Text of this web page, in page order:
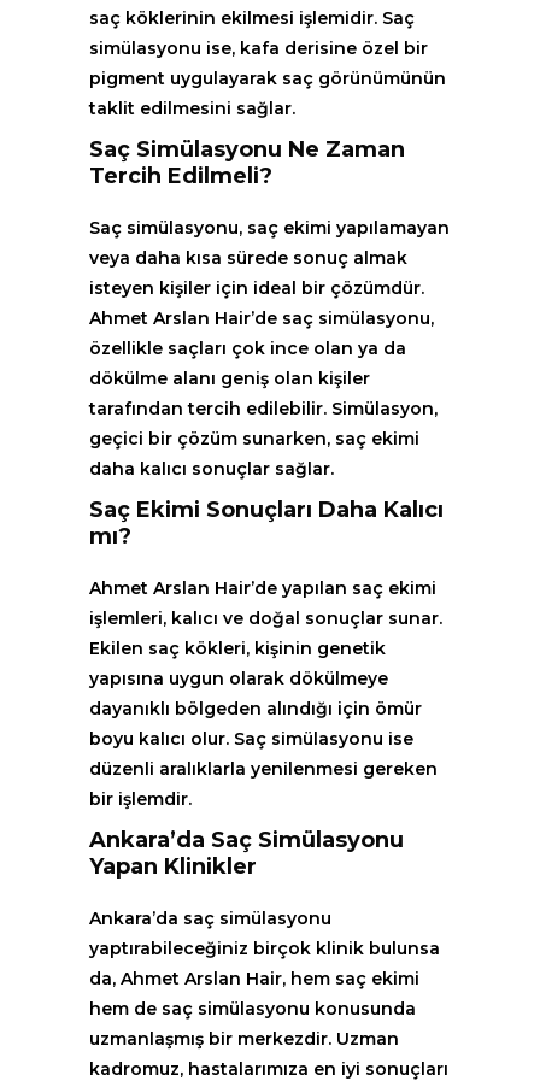
saç köklerinin ekilmesi işlemidir. Saç
simülasyonu ise, kafa derisine özel bir
pigment uygulayarak saç görünümünün
taklit edilmesini sağlar.
Saç Simülasyonu Ne Zaman
Tercih Edilmeli?
Saç simülasyonu, saç ekimi yapılamayan
veya daha kısa sürede sonuç almak
isteyen kişiler için ideal bir çözümdür.
Ahmet Arslan Hair’de saç simülasyonu,
özellikle saçları çok ince olan ya da
dökülme alanı geniş olan kişiler
tarafından tercih edilebilir. Simülasyon,
geçici bir çözüm sunarken, saç ekimi
daha kalıcı sonuçlar sağlar.
Saç Ekimi Sonuçları Daha Kalıcı
mı?
Ahmet Arslan Hair’de yapılan saç ekimi
işlemleri, kalıcı ve doğal sonuçlar sunar.
Ekilen saç kökleri, kişinin genetik
yapısına uygun olarak dökülmeye
dayanıklı bölgeden alındığı için ömür
boyu kalıcı olur. Saç simülasyonu ise
düzenli aralıklarla yenilenmesi gereken
bir işlemdir.
Ankara’da Saç Simülasyonu
Yapan Klinikler
Ankara’da saç simülasyonu
yaptırabileceğiniz birçok klinik bulunsa
da, Ahmet Arslan Hair, hem saç ekimi
hem de saç simülasyonu konusunda
uzmanlaşmış bir merkezdir. Uzman
kadromuz, hastalarımıza en iyi sonuçları